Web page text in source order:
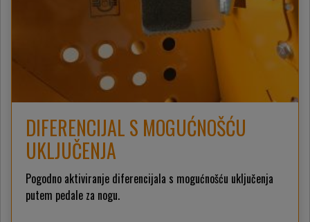
DIFERENCIJAL S MOGUĆNOŠĆU
UKLJUČENJA
Pogodno aktiviranje diferencijala s mogućnošću uključenja
putem pedale za nogu.